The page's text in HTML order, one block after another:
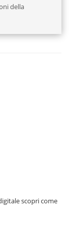
della
scopri come